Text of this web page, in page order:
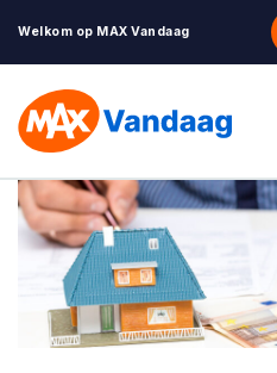
Welkom op MAX Vandaag